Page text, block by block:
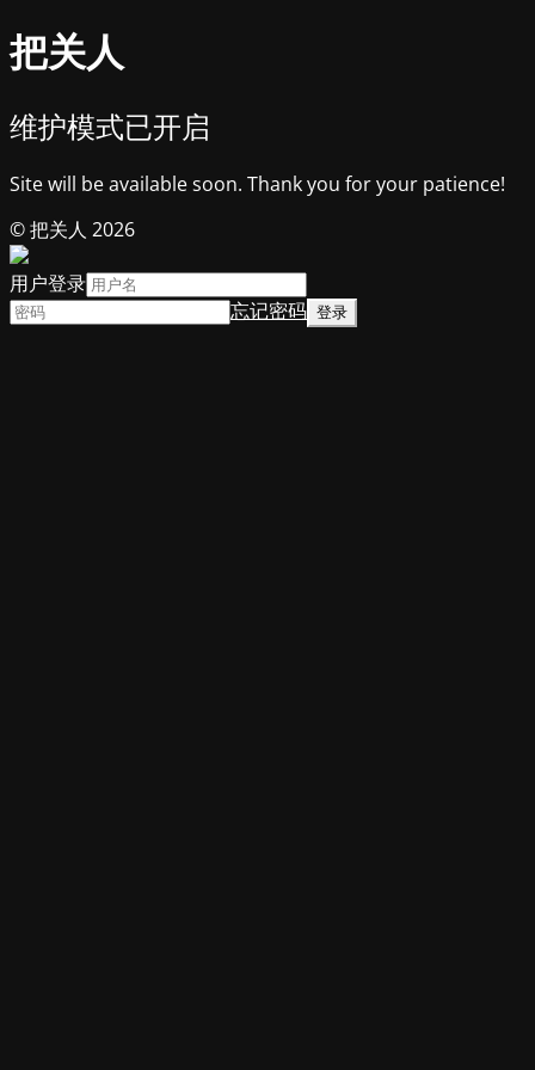
把关人
维护模式已开启
Site will be available soon. Thank you for your patience!
© 把关人 2026
用户登录
忘记密码